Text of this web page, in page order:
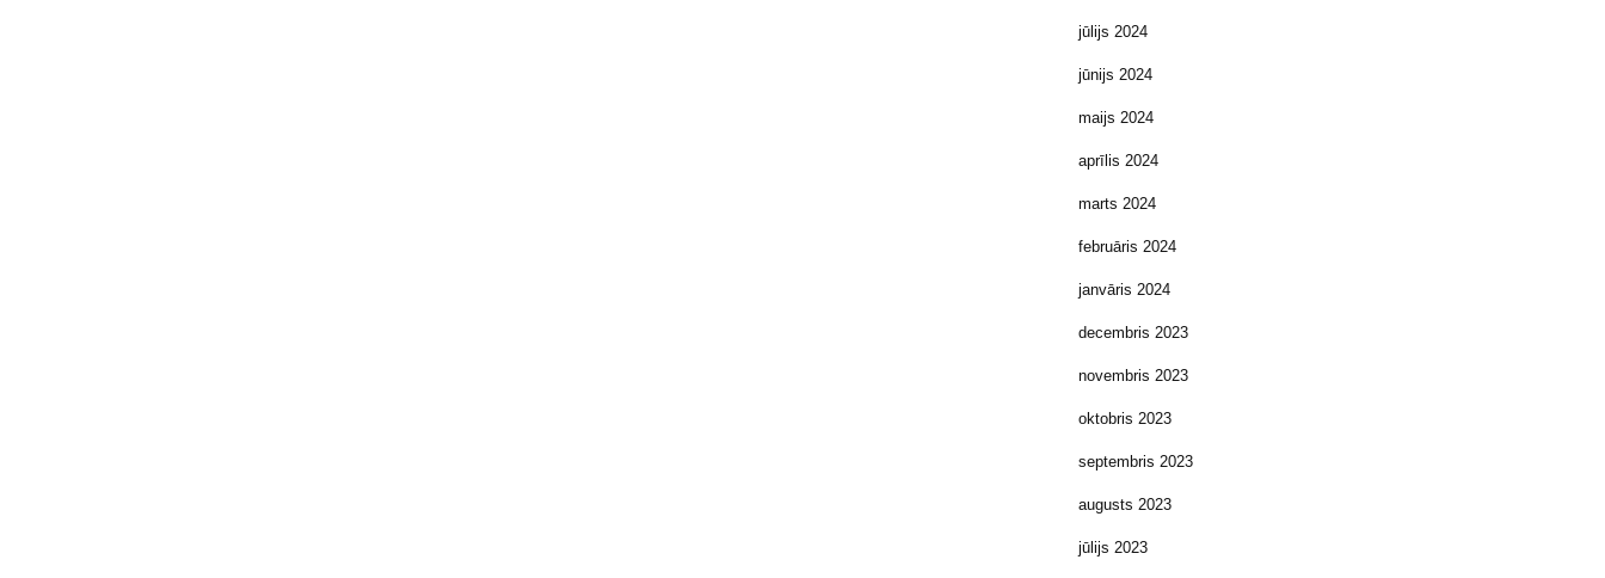
jūlijs 2024
jūnijs 2024
maijs 2024
aprīlis 2024
marts 2024
februāris 2024
janvāris 2024
decembris 2023
novembris 2023
oktobris 2023
septembris 2023
augusts 2023
jūlijs 2023